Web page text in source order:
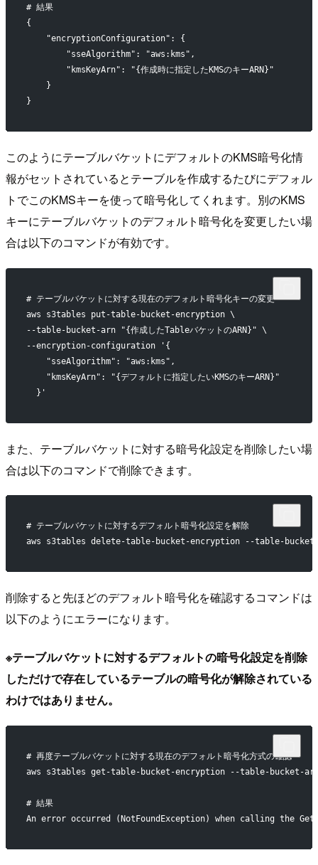
# 結果
{
    "encryptionConfiguration": {
        "sseAlgorithm": "aws:kms",
        "kmsKeyArn": "{作成時に指定したKMSのキーARN}"
    }
}
このようにテーブルバケットにデフォルトのKMS暗号化情
報がセットされているとテーブルを作成するたびにデフォル
トでこのKMSキーを使って暗号化してくれます。別のKMS
キーにテーブルバケットのデフォルト暗号化を変更したい場
合は以下のコマンドが有効です。
# テーブルバケットに対する現在のデフォルト暗号化キーの変更
aws s3tables put-table-bucket-encryption \
--table-bucket-arn "{作成したTableバケットのARN}" \
--encryption-configuration '{
    "sseAlgorithm": "aws:kms",
    "kmsKeyArn": "{デフォルトに指定したいKMSのキーARN}"
  }'
また、テーブルバケットに対する暗号化設定を削除したい場
合は以下のコマンドで削除できます。
# テーブルバケットに対するデフォルト暗号化設定を解除
aws s3tables delete-table-bucket-encryption --table-bucket-
削除すると先ほどのデフォルト暗号化を確認するコマンドは
以下のようにエラーになります。
※テーブルバケットに対するデフォルトの暗号化設定を削除
しただけで存在しているテーブルの暗号化が解除されている
わけではありません。
# 再度テーブルバケットに対する現在のデフォルト暗号化方式の確認
aws s3tables get-table-bucket-encryption --table-bucket-arn {
# 結果
An error occurred (NotFoundException) when calling the